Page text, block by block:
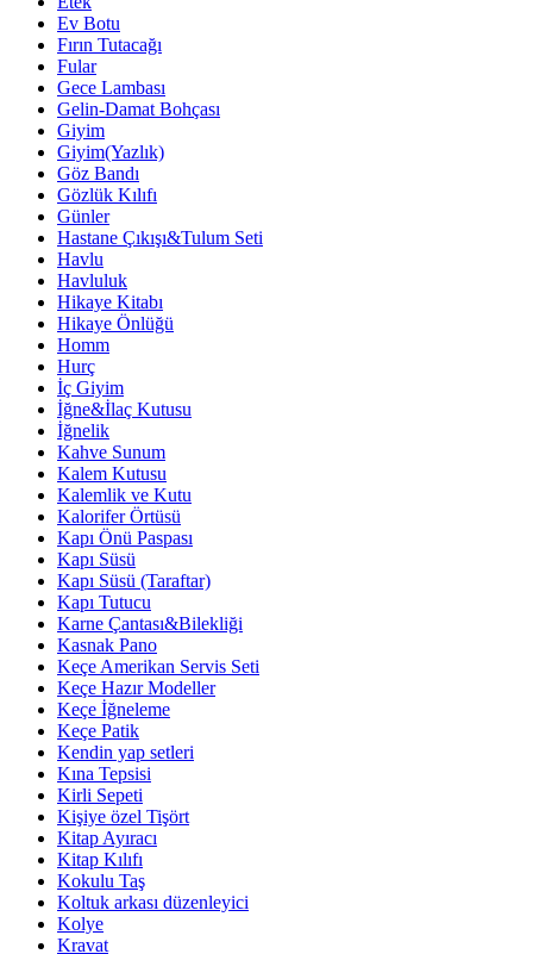
Ev Botu
Fırın Tutacağı
Fular
Gece Lambası
Gelin-Damat Bohçası
Giyim
Giyim(Yazlık)
Göz Bandı
Gözlük Kılıfı
Günler
Hastane Çıkışı&Tulum Seti
Havlu
Havluluk
Hikaye Kitabı
Hikaye Önlüğü
Homm
Hurç
İç Giyim
İğne&İlaç Kutusu
İğnelik
Kahve Sunum
Kalem Kutusu
Kalemlik ve Kutu
Kalorifer Örtüsü
Kapı Önü Paspası
Kapı Süsü
Kapı Süsü (Taraftar)
Kapı Tutucu
Karne Çantası&Bilekliği
Kasnak Pano
Keçe Amerikan Servis Seti
Keçe Hazır Modeller
Keçe İğneleme
Keçe Patik
Kendin yap setleri
Kına Tepsisi
Kirli Sepeti
Kişiye özel Tişört
Kitap Ayıracı
Kitap Kılıfı
Kokulu Taş
Koltuk arkası düzenleyici
Kolye
Kravat